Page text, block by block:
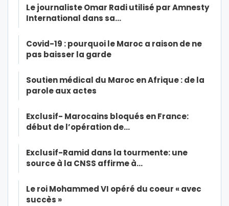
Le journaliste Omar Radi utilisé par Amnesty
International dans sa…
Covid-19 : pourquoi le Maroc a raison de ne
pas baisser la garde
Soutien médical du Maroc en Afrique : de la
parole aux actes
Exclusif- Marocains bloqués en France:
début de l’opération de…
Exclusif-Ramid dans la tourmente: une
source à la CNSS affirme à…
Le roi Mohammed VI opéré du coeur « avec
succès »